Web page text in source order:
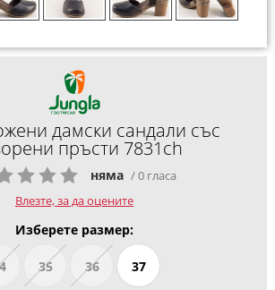
дамски сандали със
пръсти 7831ch
няма / 0 гласа
Влезте, за да оцените
Изберете размер:
35 36 37